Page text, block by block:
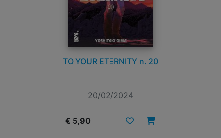
TO YOUR ETERNITY n. 20
20/02/2024
€ 5,90